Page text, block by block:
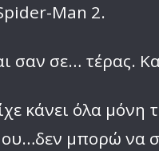
Man 2.
σαν σε… τέρας.
κάνει όλα μόνη
μπορώ να